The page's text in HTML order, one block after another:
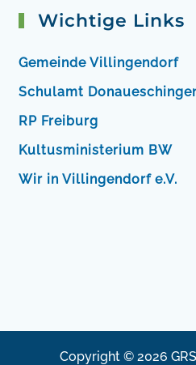
Wichtige Links
Gemeinde Villingendorf
Schulamt
RP Freiburg
Kultusministerium BW
Wir in Villingendorf e.V.
Copyright © 2026